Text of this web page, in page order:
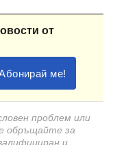
от
проблем или
обръщайте за
и